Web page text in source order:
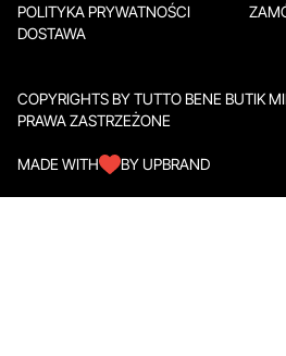
POLITYKA PRYWATNOŚCI
DOSTAWA
COPYRIGHTS BY TUTTO BENE BUTIK
PRAWA ZASTRZEŻONE
MADE WITH BY UPBRAND